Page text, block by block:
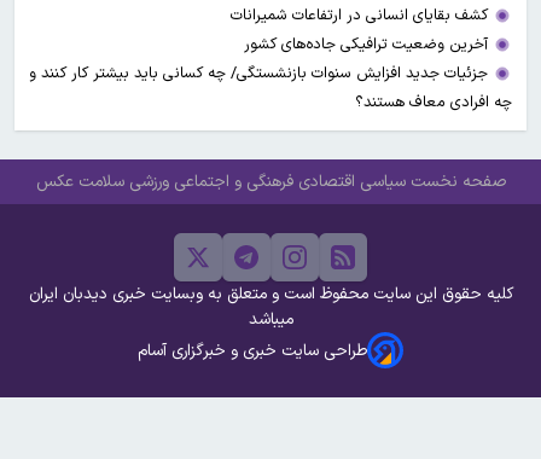
کشف بقایای انسانی در ارتفاعات شمیرانات
آخرین وضعیت ترافیکی جاده‌های کشور
جزئیات جدید افزایش سنوات بازنشستگی/ چه کسانی باید بیشتر کار کنند و
چه افرادی معاف هستند؟
صفحه نخست سیاسی اقتصادی فرهنگی و اجتماعی ورزشی سلامت عکس
کلیه حقوق این سایت محفوظ است و متعلق به وبسایت خبری دیدبان ایران
میباشد
طراحی سایت خبری و خبرگزاری آسام